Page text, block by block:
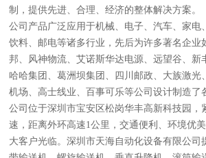
制，提供先进、合理、经济的整体解决方案。
公司产品广泛应用于机械、电子、汽车、家电
饮料、邮电等诸多行业，先后为许多著名企业
邦、风神物流、艾诺斯华达电源、远望谷、新
哈哈集团、葛洲坝集团、四川邮政、大族激光
机场、高士线业、百事可乐等公司设计制造了
公司位于深圳市宝安区松岗华丰高新科技园，
速，距离外环高速1公里，交通便利、环境优
大客户光临。深圳市天海自动化设备有限公司